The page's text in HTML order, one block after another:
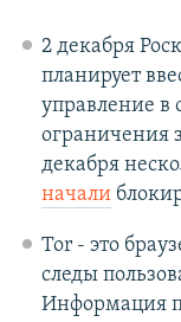
2 декабря
планирует
управление в
ограничения
декабря
начали
Tor - это
следы
Информация